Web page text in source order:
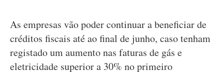
As empresas vão poder continuar a beneficiar de
créditos fiscais até ao final de junho, caso tenham
registado um aumento nas faturas de gás e
eletricidade superior a 30% no primeiro